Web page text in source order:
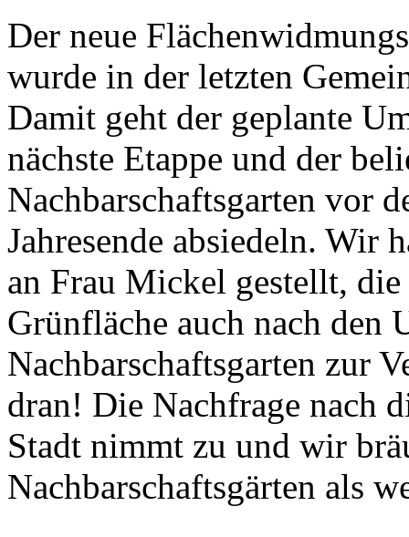
Der neue
wurde in der letzten
Damit geht der geplante
nächste Etappe und der
Nachbarschaftsgarten vor
Jahresende absiedeln. Wir
an Frau Mickel gestellt,
Grünfläche auch nach den
Nachbarschaftsgarten zur
dran! Die Nachfrage nach
Stadt nimmt zu und wir
Nachbarschaftsgärten als